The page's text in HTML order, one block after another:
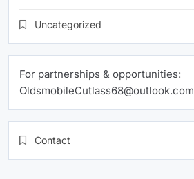
Uncategorized
For partnerships & opportunities:
OldsmobileCutlass68@outlook.com
Contact